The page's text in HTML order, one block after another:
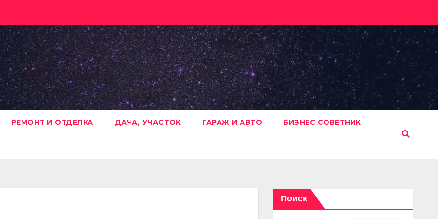
РЕМОНТ И ОТДЕЛКА ДАЧА, УЧАСТОК ГАРАЖ И АВТО БИЗНЕС СОВЕТНИК
Поиск